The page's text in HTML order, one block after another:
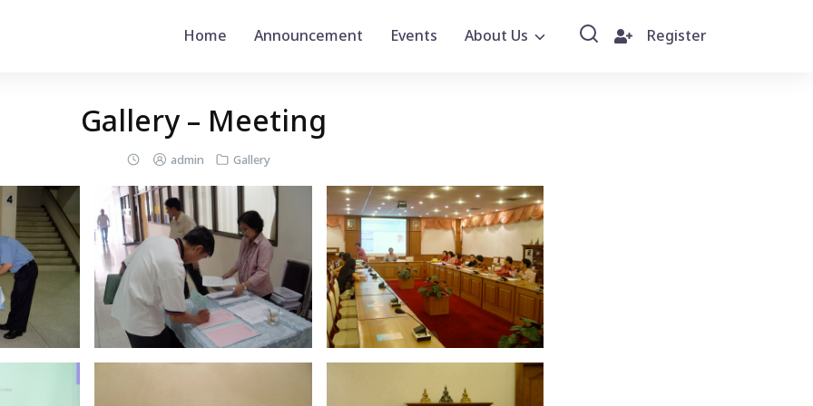
Home Announcement Events About Us Register
Gallery – Meeting
admin Gallery